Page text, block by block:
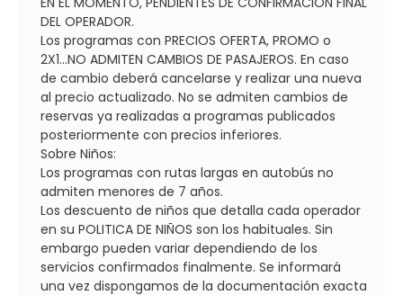
DEL OPERADOR.
Los programas con PRECIOS OFERTA, PROMO o
2X1...NO ADMITEN CAMBIOS DE PASAJEROS. En caso
de cambio deberá cancelarse y realizar una nueva
al precio actualizado. No se admiten cambios de
reservas ya realizadas a programas publicados
posteriormente con precios inferiores.
Sobre Niños:
Los programas con rutas largas en autobús no
admiten menores de 7 años.
Los descuento de niños que detalla cada operador
en su POLITICA DE NIÑOS son los habituales. Sin
embargo pueden variar dependiendo de los
servicios confirmados finalmente. Se informará
una vez dispongamos de la documentación exacta